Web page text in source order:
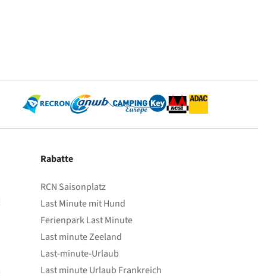
Rabatte
RCN Saisonplatz
Last Minute mit Hund
Ferienpark Last Minute
Last minute Zeeland
Last-minute-Urlaub
Last minute Urlaub Frankreich